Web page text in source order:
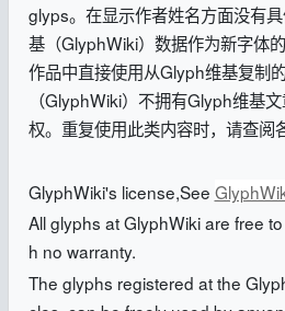
glyps。在显示作者姓名方面没有
基（GlyphWiki）数据作为新字体
作品中直接使用从Glyph维基复制
（GlyphWiki）不拥有Glyph维基
权。重复使用此类内容时，请查阅
GlyphWiki's license,See
All glyphs at GlyphWiki are free
h no warranty.
The glyphs registered at the